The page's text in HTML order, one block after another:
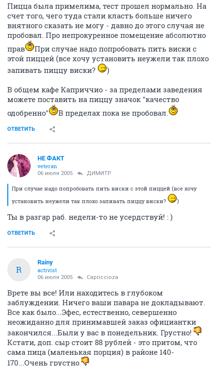
Пицца была примелима, тест прошел нормально. На
счет того, чего туда стали класть больше ничего
внятного сказать не могу - давно до этого случая не
пробовал. Про непрокуренное помещение абсолютно
прав
При случае надо попробовать пить виски с
этой пиццей (все хочу установить неужели так плохо
запивать пиццу виски?
)
В общем кафе Каприччио - за пределами заведения
можете поставить на пиццу значок "качество
одобренно"
В пределах пока не пробовал.
ОТВЕТИТЬ
НЕ ФАКТ
veteran
06 июля 2005 ДИМИТР
При случае надо попробовать пить виски с этой пиццей (все хочу
установить неужели так плохо запивать пиццу виски?
)
Ты в разгар раб. недели-то не усердствуй! : )
ОТВЕТИТЬ
R
Rainy
activist
06 июля 2005 Capriccioza
Врете вы все! Или находитесь в глубоком
заблуждении. Ничего ваши павара не докладывают.
Все как было...Эфес, естественно, севершенно
неожиданно для принимавшей заказ официантки
закончился...Были у вас в понедельник. Грустно!
Кстати, доп. сыр стоит 88 рублей - это притом, что
сама пица (маленькая порция) в районе 140-
170...Очень грустно